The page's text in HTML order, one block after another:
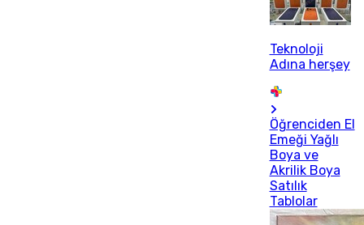
Teknoloji
Adına herşey
Öğrenciden El
Emeği Yağlı
Boya ve
Akrilik Boya
Satılık
Tablolar